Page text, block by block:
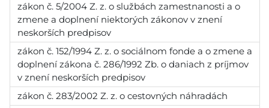
zákon č. 5/2004 Z. z. o službách zamestnanosti a o
zmene a doplnení niektorých zákonov v znení
neskorších predpisov
zákon č. 152/1994 Z. z. o sociálnom fonde a o zmene a
doplnení zákona č. 286/1992 Zb. o daniach z príjmov
v znení neskorších predpisov
zákon č. 283/2002 Z. z. o cestovných náhradách